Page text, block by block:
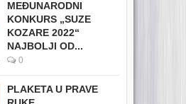
MEĐUNARODNI
KONKURS „SUZE
KOZARE 2022“
NAJBOLJI OD...
0
PLAKETA U PRAVE